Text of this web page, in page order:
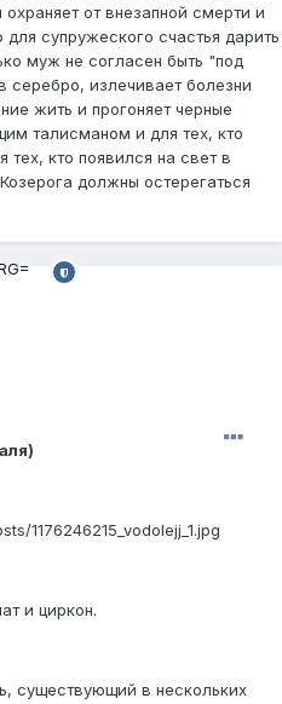
от внезапной смерти и
супружеского счастья дарить
муж не согласен быть "под
серебро, излечивает болезни
жить и прогоняет черные
талисманом и для тех, кто
тех, кто появился на свет в
должны остерегаться
1176246215_vodolejj_1.jpg
и циркон.
существующий в нескольких